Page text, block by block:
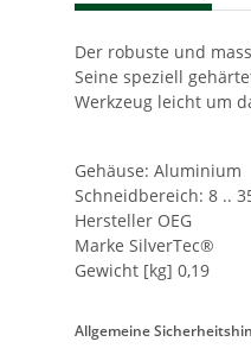
Der robuste und
Seine speziell
Werkzeug leicht um
Gehäuse: Aluminium
Schneidbereich: 8 ..
Hersteller OEG
Marke SilverTec®
Gewicht [kg] 0,19
Allgemeine